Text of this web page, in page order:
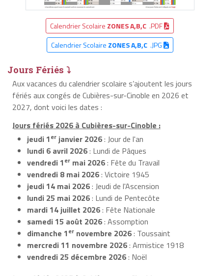
Calendrier Scolaire ZONES A,B,C .PDF
Calendrier Scolaire ZONES A,B,C.JPG
Jours Fériés ⤵
Aux vacances du calendrier scolaire s’ajoutent les jours
fériés aux congés de Cubières-sur-Cinoble en 2026 et
2027, dont voici les dates :
Jours fériés 2026 à Cubières-sur-Cinoble :
jeudi 1er janvier 2026: Jour de l'an
lundi 6 avril 2026: Lundi de Pâques
vendredi 1er mai 2026: Fête du Travail
vendredi 8 mai 2026: Victoire 1945
jeudi 14 mai 2026: Jeudi de l'Ascension
lundi 25 mai 2026: Lundi de Pentecôte
mardi 14 juillet 2026: Fête Nationale
samedi 15 août 2026: Assomption
dimanche 1er novembre 2026: Toussaint
mercredi 11 novembre 2026: Armistice 1918
vendredi 25 décembre 2026: Noël